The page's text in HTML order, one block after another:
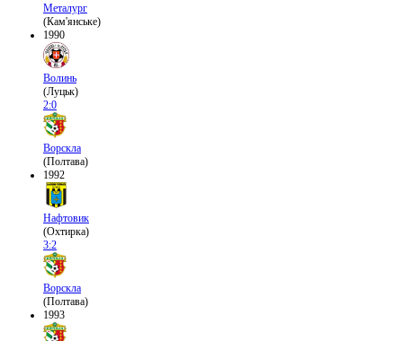
Металург
(Кам'янське)
1990
Волинь
(Луцьк)
2:0
Ворскла
(Полтава)
1992
Нафтовик
(Охтирка)
3:2
Ворскла
(Полтава)
1993